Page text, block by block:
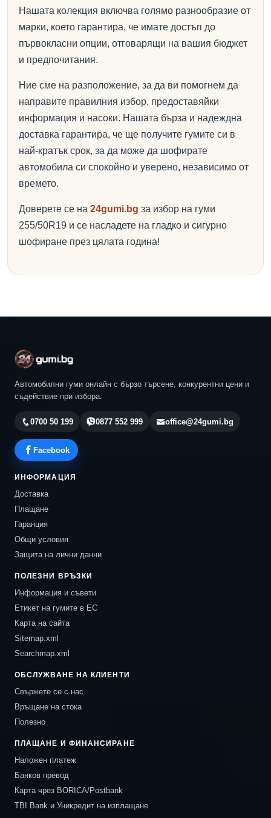
Нашата колекция включва голямо разнообразие от
марки, което гарантира, че имате достъп до
първокласни опции, отговарящи на вашия бюджет
и предпочитания.
Ние сме на разположение, за да ви помогнем да
направите правилния избор, предоставяйки
информация и насоки. Нашата бърза и надеждна
доставка гарантира, че ще получите гумите си в
най-кратък срок, за да може да шофирате
автомобила си спокойно и уверено, независимо от
времето.
Доверете се на 24gumi.bg за избор на гуми
255/50R19 и се насладете на гладко и сигурно
шофиране през цялата година!
Автомобилни гуми онлайн с бързо търсене, конкурентни цени и
съдействие при избора.
0700 50 199 0877 552 999 office@24gumi.bg
Facebook
ИНФОРМАЦИЯ
Доставка
Плащане
Гаранция
Общи условия
Защита на лични данни
ПОЛЕЗНИ ВРЪЗКИ
Информация и съвети
Етикет на гумите в ЕС
Карта на сайта
Sitemap.xml
Searchmap.xml
ОБСЛУЖВАНЕ НА КЛИЕНТИ
Свържете се с нас
Връщане на стока
Полезно
ПЛАЩАНЕ И ФИНАНСИРАНЕ
Наложен платеж
Банков превод
Карта чрез BORICA/Postbank
TBI Bank и Уникредит на изплащане